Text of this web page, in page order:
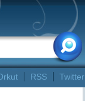
RSS Twitter